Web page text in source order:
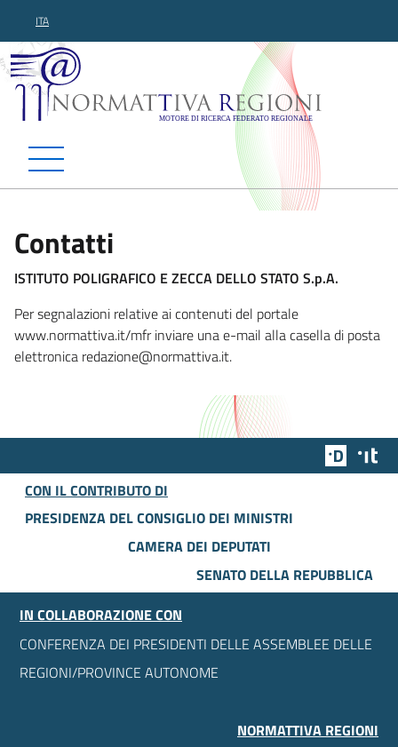
ITA
Normattiva Regioni -
Contatti
ISTITUTO POLIGRAFICO E ZECCA DELLO STATO S.p.A.
Per segnalazioni relative ai contenuti del portale
www.normattiva.it/mfr inviare una e-mail alla casella di posta
elettronica redazione@normattiva.it.
Team
CON IL CONTRIBUTO DI
PRESIDENZA DEL CONSIGLIO DEI MINISTRI
CAMERA DEI DEPUTATI
SENATO DELLA REPUBBLICA
IN COLLABORAZIONE CON
CONFERENZA DEI PRESIDENTI DELLE ASSEMBLEE DELLE
REGIONI/PROVINCE AUTONOME
NORMATTIVA REGIONI